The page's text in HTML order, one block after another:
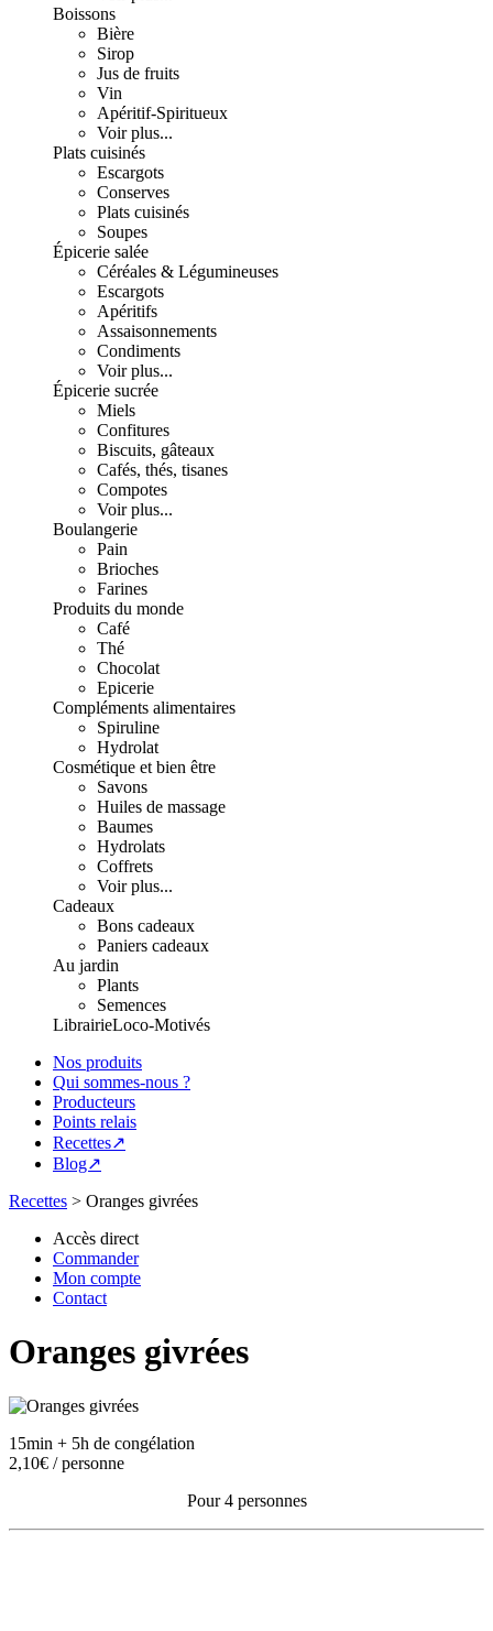
Boissons
Bière
Sirop
Jus de fruits
Vin
Apéritif-Spiritueux
Voir plus...
Plats cuisinés
Escargots
Conserves
Plats cuisinés
Soupes
Épicerie salée
Céréales & Légumineuses
Escargots
Apéritifs
Assaisonnements
Condiments
Voir plus...
Épicerie sucrée
Miels
Confitures
Biscuits, gâteaux
Cafés, thés, tisanes
Compotes
Voir plus...
Boulangerie
Pain
Brioches
Farines
Produits du monde
Café
Thé
Chocolat
Epicerie
Compléments alimentaires
Spiruline
Hydrolat
Cosmétique et bien être
Savons
Huiles de massage
Baumes
Hydrolats
Coffrets
Voir plus...
Cadeaux
Bons cadeaux
Paniers cadeaux
Au jardin
Plants
Semences
LibrairieLoco-Motivés
Nos produits
Qui sommes-nous ?
Producteurs
Points relais
Recettes↗
Blog↗
Recettes > Oranges givrées
Accès direct
Commander
Mon compte
Contact
Oranges givrées
15min + 5h de congélation
2,10€ / personne
Pour 4 personnes